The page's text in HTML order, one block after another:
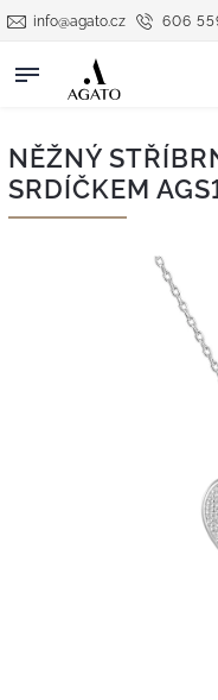
606
info@agato.cz
NĚŽNÝ
SRDÍČKEM